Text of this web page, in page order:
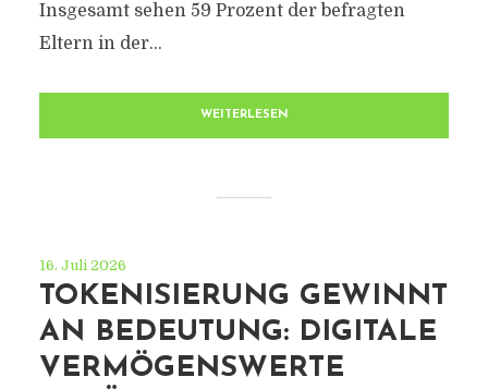
Insgesamt sehen 59 Prozent der befragten
Eltern in der...
WEITERLESEN
16. Juli 2026
TOKENISIERUNG GEWINNT
AN BEDEUTUNG: DIGITALE
VERMÖGENSWERTE